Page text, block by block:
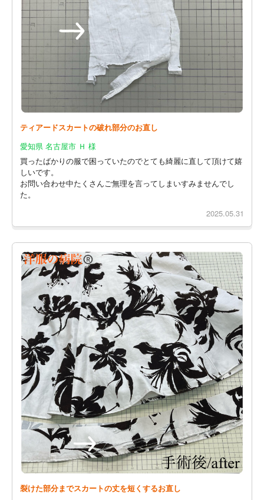
ティアードスカートの破れ部分のお直し
愛知県 名古屋市 Ｈ 様
買ったばかりの服で困っていたのでとても綺麗に直して頂けて嬉
しいです。
お問い合わせ中たくさんご無理を言ってしまいすみませんでし
た。
2025.05.31
裂けた部分までスカートの丈を短くするお直し